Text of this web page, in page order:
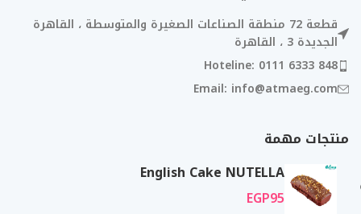
قطعة 72 منطقة الصناعات الصغيرة والمتوسطة ، القاهرة
الجديدة 3 ، القاهرة
Hoteline: 0111 6333 848
Email: info@atmaeg.com
منتجات مهمة
English Cake NUTELLA
EGP95